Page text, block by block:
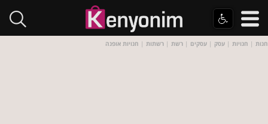
חנות | חנויות | עסק | עסקים | רשת | רשתות | חנויות אופנה